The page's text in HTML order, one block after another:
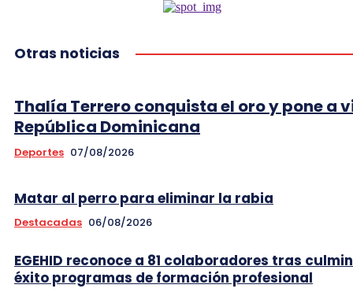
Otras noticias
Thalía Terrero conquista el oro y pone a
República Dominicana
Deportes 07/08/2026
Matar al perro para eliminar la rabia
Destacadas 06/08/2026
EGEHID reconoce a 81 colaboradores tras
éxito programas de formación profesional